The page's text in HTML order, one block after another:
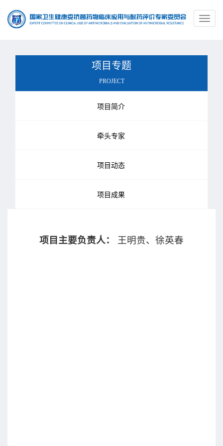
Toggle
项目专题
PROJECT
项目简介
牵头专家
项目动态
项目成果
项目主要负责人： 王明贵、徐英春